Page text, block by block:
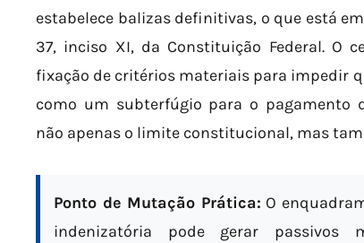
estabelece balizas definitivas, o que está
37, inciso XI, da Constituição Federal. O
fixação de critérios materiais para impedir
como um subterfúgio para o pagamento
não apenas o limite constitucional, mas
Ponto de Mutação Prática: O
indenizatória pode gerar passivos